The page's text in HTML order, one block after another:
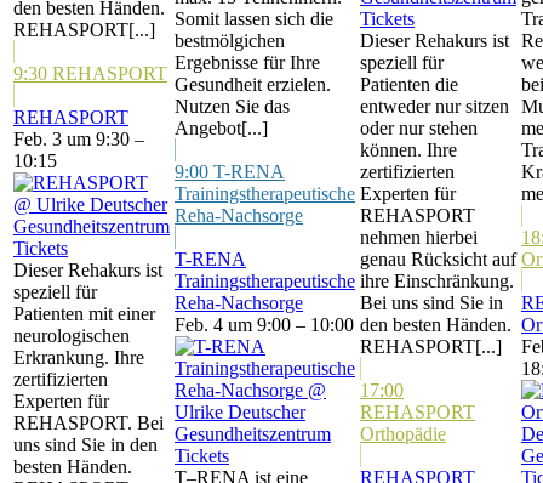
den besten Händen.
REHASPORT[...]
9:30 REHASPORT
REHASPORT
Feb. 3 um 9:30 –
10:15
Tickets
Dieser Rehakurs ist
speziell für
Patienten mit einer
neurologischen
Erkrankung. Ihre
zertifizierten
Experten für
REHASPORT. Bei
uns sind Sie in den
besten Händen.
Somit lassen sich die
bestmölgichen
Ergebnisse für Ihre
Gesundheit erzielen.
Nutzen Sie das
Angebot[...]
9:00 T-RENA
Trainingstherapeutische
Reha-Nachsorge
T-RENA
Trainingstherapeutische
Reha-Nachsorge
Feb. 4 um 9:00 – 10:00
Tickets
T–RENA ist eine
Tickets
Dieser Rehakurs ist
speziell für
Patienten die
entweder nur sitzen
oder nur stehen
können. Ihre
zertifizierten
Experten für
REHASPORT
nehmen hierbei
genau Rücksicht auf
ihre Einschränkung.
Bei uns sind Sie in
den besten Händen.
REHASPORT[...]
17:00
REHASPORT
Orthopädie
REHASPORT